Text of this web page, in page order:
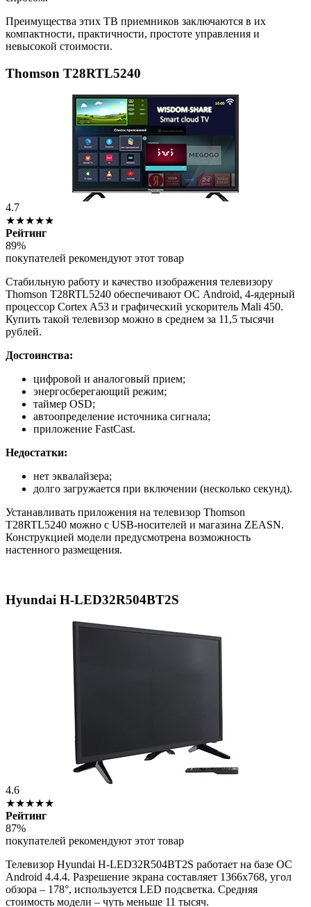
Преимущества этих ТВ приемников заключаются в их
компактности, практичности, простоте управления и
невысокой стоимости.
Thomson T28RTL5240
4.7
★★★★★
Рейтинг
89%
покупателей рекомендуют этот товар
Стабильную работу и качество изображения телевизору
Thomson T28RTL5240 обеспечивают ОС Android, 4-ядерный
процессор Cortex A53 и графический ускоритель Mali 450.
Купить такой телевизор можно в среднем за 11,5 тысячи
рублей.
Достоинства:
цифровой и аналоговый прием;
энергосберегающий режим;
таймер OSD;
автоопределение источника сигнала;
приложение FastCast.
Недостатки:
нет эквалайзера;
долго загружается при включении (несколько секунд).
Устанавливать приложения на телевизор Thomson
T28RTL5240 можно с USB-носителей и магазина ZEASN.
Конструкцией модели предусмотрена возможность
настенного размещения.
Hyundai H-LED32R504BT2S
4.6
★★★★★
Рейтинг
87%
покупателей рекомендуют этот товар
Телевизор Hyundai H-LED32R504BT2S работает на базе ОС
Android 4.4.4. Разрешение экрана составляет 1366х768, угол
обзора – 178°, используется LED подсветка. Средняя
стоимость модели – чуть меньше 11 тысяч.